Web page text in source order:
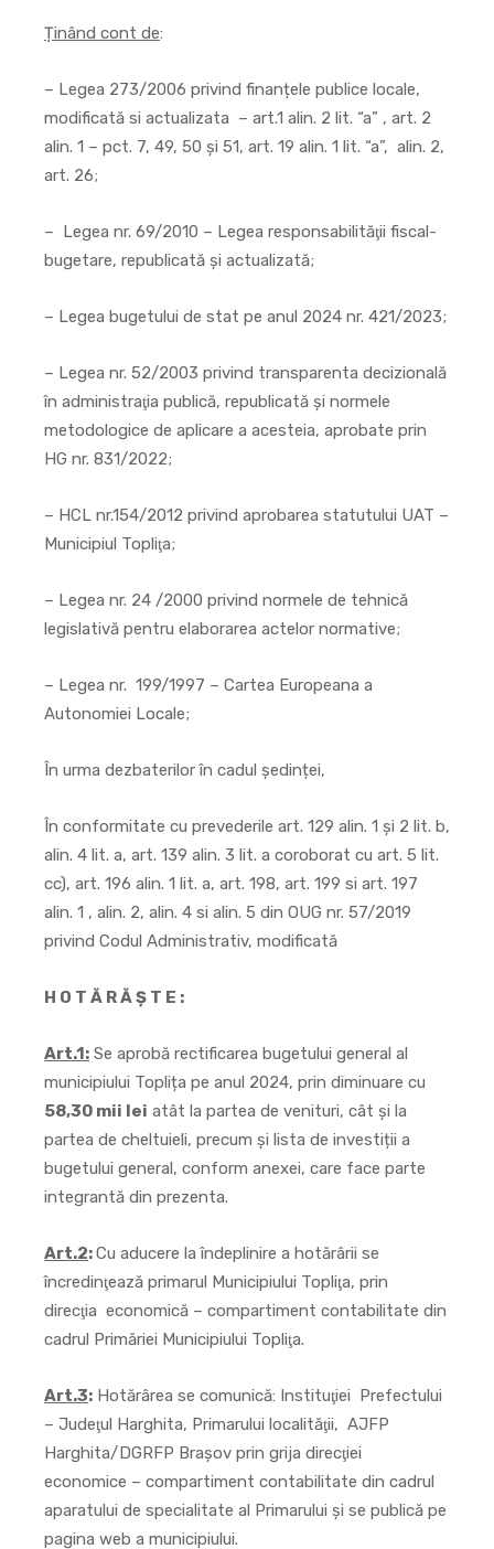
Ținând cont de:
– Legea 273/2006 privind finanțele publice locale,
modificată si actualizata – art.1 alin. 2 lit. “a” , art. 2
alin. 1 – pct. 7, 49, 50 şi 51, art. 19 alin. 1 lit. “a”, alin. 2,
art. 26;
– Legea nr. 69/2010 – Legea responsabilităţii fiscal-
bugetare, republicată şi actualizată;
– Legea bugetului de stat pe anul 2024 nr. 421/2023;
– Legea nr. 52/2003 privind transparenta decizională
în administraţia publică, republicată și normele
metodologice de aplicare a acesteia, aprobate prin
HG nr. 831/2022;
– HCL nr.154/2012 privind aprobarea statutului UAT –
Municipiul Topliţa;
– Legea nr. 24 /2000 privind normele de tehnică
legislativă pentru elaborarea actelor normative;
– Legea nr. 199/1997 – Cartea Europeana a
Autonomiei Locale;
În urma dezbaterilor în cadul ședinței,
În conformitate cu prevederile art. 129 alin. 1 şi 2 lit. b,
alin. 4 lit. a, art. 139 alin. 3 lit. a coroborat cu art. 5 lit.
cc), art. 196 alin. 1 lit. a, art. 198, art. 199 si art. 197
alin. 1 , alin. 2, alin. 4 si alin. 5 din OUG nr. 57/2019
privind Codul Administrativ, modificată
H O T Ă R Ă Ş T E :
Art.1: Se aprobă rectificarea bugetului general al
municipiului Toplița pe anul 2024, prin diminuare cu
58,30 mii lei atât la partea de venituri, cât și la
partea de cheltuieli, precum și lista de investiții a
bugetului general, conform anexei, care face parte
integrantă din prezenta.
Art.2:Cu aducere la îndeplinire a hotărârii se
încredinţează primarul Municipiului Topliţa, prin
direcţia economică – compartiment contabilitate din
cadrul Primăriei Municipiului Topliţa.
Art.3: Hotărârea se comunică: Instituţiei Prefectului
– Judeţul Harghita, Primarului localităţii, AJFP
Harghita/DGRFP Braşov prin grija direcţiei
economice – compartiment contabilitate din cadrul
aparatului de specialitate al Primarului şi se publică pe
pagina web a municipiului.